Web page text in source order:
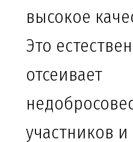
высокое
Это
отсеивает
участников и